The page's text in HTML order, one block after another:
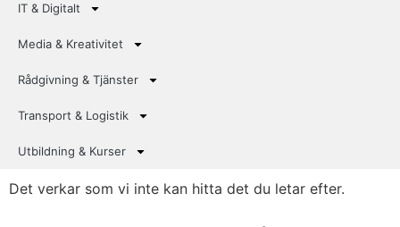
IT & Digitalt
Media & Kreativitet
Rådgivning & Tjänster
Transport & Logistik
Utbildning & Kurser
Det verkar som vi inte kan hitta det du letar efter.